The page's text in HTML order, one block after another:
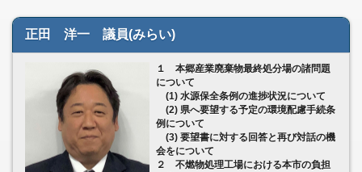
正田 洋一 議員(みらい)
１ 本郷産業廃棄物最終処分場の諸問題
について
(1) 水源保全条例の進捗状況について
(2) 県へ要望する予定の環境配慮手続条
例について
(3) 要望書に対する回答と再び対話の機
会をについて
２ 不燃物処理工場における本市の負担